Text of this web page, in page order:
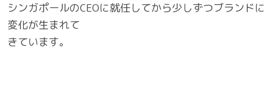
シンガポールのCEOに就任してから少しずつブランドに
変化が生まれて
きています。